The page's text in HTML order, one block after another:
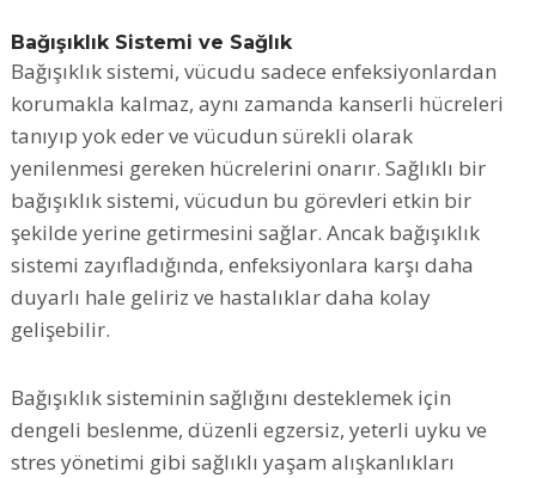
Bağışıklık Sistemi ve Sağlık
Bağışıklık sistemi, vücudu sadece enfeksiyonlardan
korumakla kalmaz, aynı zamanda kanserli hücreleri
tanıyıp yok eder ve vücudun sürekli olarak
yenilenmesi gereken hücrelerini onarır. Sağlıklı bir
bağışıklık sistemi, vücudun bu görevleri etkin bir
şekilde yerine getirmesini sağlar. Ancak bağışıklık
sistemi zayıfladığında, enfeksiyonlara karşı daha
duyarlı hale geliriz ve hastalıklar daha kolay
gelişebilir.
Bağışıklık sisteminin sağlığını desteklemek için
dengeli beslenme, düzenli egzersiz, yeterli uyku ve
stres yönetimi gibi sağlıklı yaşam alışkanlıkları